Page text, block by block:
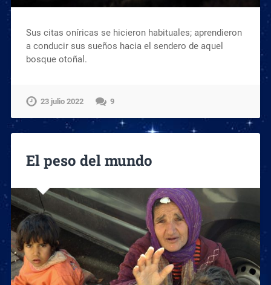
Sus citas oníricas se hicieron habituales; aprendieron
a conducir sus sueños hacia el sendero de aquel
bosque otoñal.
23 julio 2022 9
El peso del mundo